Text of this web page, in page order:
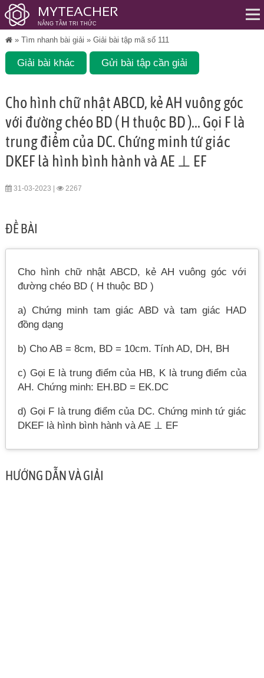
MYTEACHER
NÂNG TẦM TRI THỨC
» Tìm nhanh bài giải » Giải bài tập mã số 111
Giải bài khác Gửi bài tập cần giải
Cho hình chữ nhật ABCD, kẻ AH vuông góc
với đường chéo BD ( H thuộc BD )... Gọi F là
trung điểm của DC. Chứng minh tứ giác
DKEF là hình bình hành và AE ⊥ EF
31-03-2023 | 2267
ĐỀ BÀI
Cho hình chữ nhật ABCD, kẻ AH vuông góc với
đường chéo BD ( H thuộc BD )
a) Chứng minh tam giác ABD và tam giác HAD
đồng dạng
b) Cho AB = 8cm, BD = 10cm. Tính AD, DH, BH
c) Gọi E là trung điểm của HB, K là trung điểm của
AH. Chứng minh: EH.BD = EK.DC
d) Gọi F là trung điểm của DC. Chứng minh tứ giác
DKEF là hình bình hành và AE ⊥ EF
HƯỚNG DẪN VÀ GIẢI